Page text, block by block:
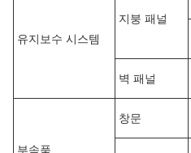
유지보수 시스템
지붕 패널
벽 패널
부속품
창문